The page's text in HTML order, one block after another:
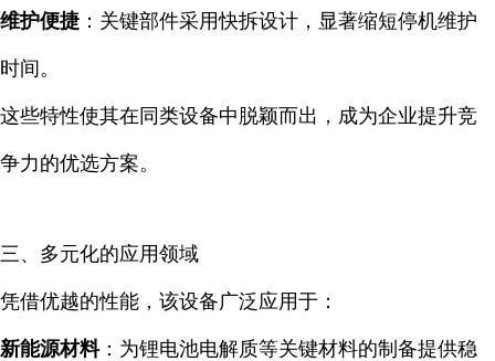
维护便捷 ：关键部件采用快拆设计，显著缩短停机维护
时间。
这些特性使其在同类设备中脱颖而出，成为企业提升竞
争力的优选方案。
三、多元化的应用领域
凭借优越的性能，该设备广泛应用于：
新能源材料：为锂电池电解质等关键材料的制备提供稳